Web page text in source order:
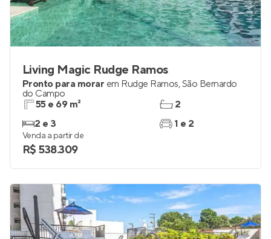
Living Magic Rudge Ramos
Pronto para morar em Rudge Ramos,São Bernardo
do Campo
55 e 69 m²
2 e 3
2
1 e 2
Venda a partir de
R$ 538.309